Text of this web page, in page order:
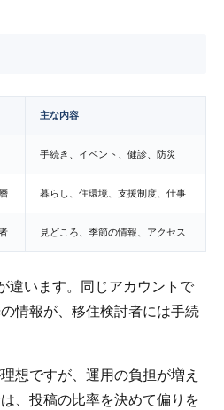
主な内容
手続き、イベント、健診、防災
暮らし、住環境、支援制度、仕事
見どころ、季節の情報、アクセス
違います。同じアカウントで
情報が、移住検討者には手続
想ですが、運用の負担が増え
、投稿の比率を決めて偏りを